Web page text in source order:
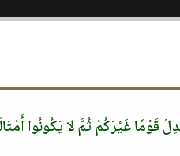
قَوْمًا غَيْرَكُمْ ثُمَّ لا يَكُونُوا